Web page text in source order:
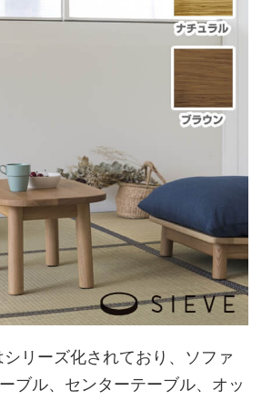
シリーズ化されており、ソファ
ブル、センターテーブル、オッ